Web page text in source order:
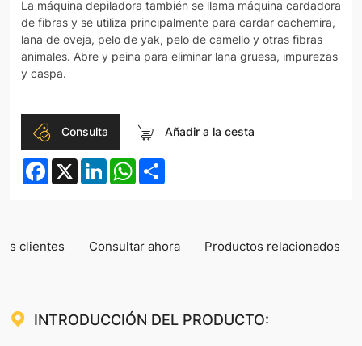
La máquina depiladora también se llama máquina cardadora
de fibras y se utiliza principalmente para cardar cachemira,
lana de oveja, pelo de yak, pelo de camello y otras fibras
animales. Abre y peina para eliminar lana gruesa, impurezas
y caspa.
Consulta Añadir a la cesta
Facebook
X LinkedInWhatsApp
clientes Consultar ahora Productos relacionados
INTRODUCCIÓN DEL PRODUCTO: